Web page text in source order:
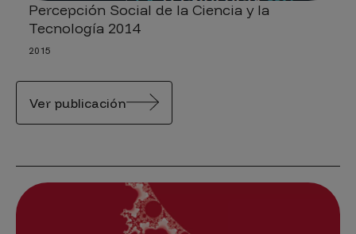
Percepción Social de la Ciencia y la
Tecnología 2014
2015
Ver publicación